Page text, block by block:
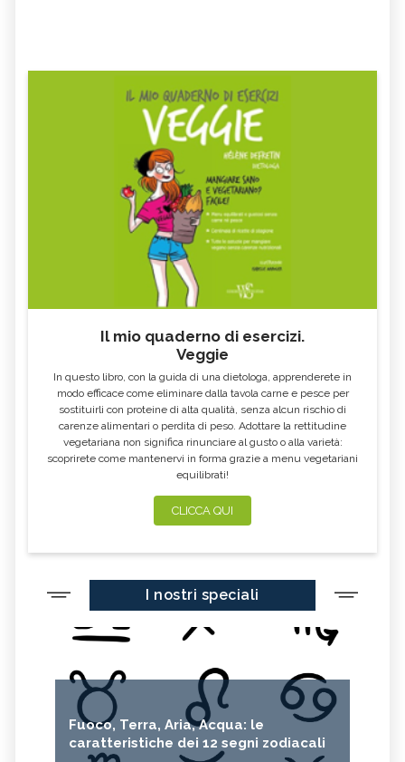
Il mio quaderno di esercizi.
Veggie
In questo libro, con la guida di una dietologa, apprenderete in
modo efficace come eliminare dalla tavola carne e pesce per
sostituirli con proteine di alta qualità, senza alcun rischio di
carenze alimentari o perdita di peso. Adottare la rettitudine
vegetariana non significa rinunciare al gusto o alla varietà:
scoprirete come mantenervi in forma grazie a menu vegetariani
equilibrati!
CLICCA QUI
I nostri speciali
Fuoco, Terra, Aria, Acqua: le
caratteristiche dei 12 segni zodiacali